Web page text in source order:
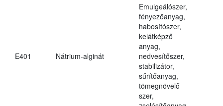
E401 Nátrium-alginát
Emulgeálószer,
fényezőanyag,
habosítószer,
kelátképző
anyag,
nedvesítőszer,
stabilizátor,
sűrítőanyag,
tömegnövelő
szer,